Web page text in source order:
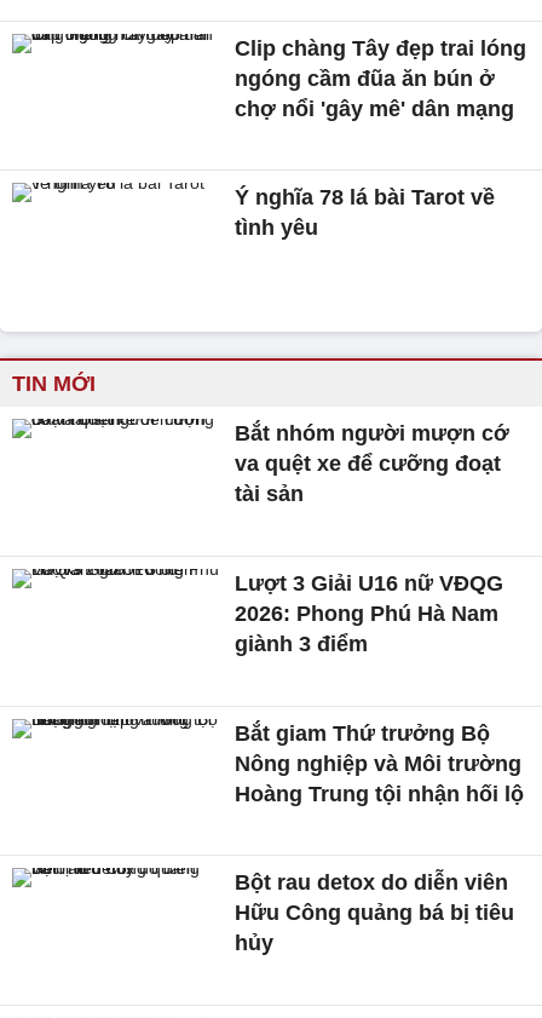
Clip chàng Tây đẹp trai lóng
ngóng cầm đũa ăn bún ở
chợ nổi 'gây mê' dân mạng
Ý nghĩa 78 lá bài Tarot về
tình yêu
TIN MỚI
Bắt nhóm người mượn cớ
va quệt xe để cưỡng đoạt
tài sản
Lượt 3 Giải U16 nữ VĐQG
2026: Phong Phú Hà Nam
giành 3 điểm
Bắt giam Thứ trưởng Bộ
Nông nghiệp và Môi trường
Hoàng Trung tội nhận hối lộ
Bột rau detox do diễn viên
Hữu Công quảng bá bị tiêu
hủy